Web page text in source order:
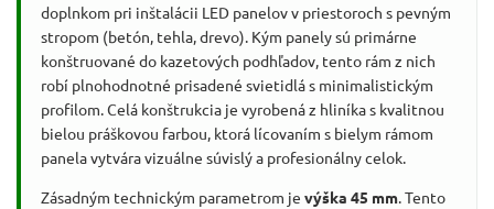
doplnkom pri inštalácii LED panelov v priestoroch s pevným
stropom (betón, tehla, drevo). Kým panely sú primárne
konštruované do kazetových podhľadov, tento rám z nich
robí plnohodnotné prisadené svietidlá s minimalistickým
profilom. Celá konštrukcia je vyrobená z hliníka s kvalitnou
bielou práškovou farbou, ktorá lícovaním s bielym rámom
panela vytvára vizuálne súvislý a profesionálny celok.
Zásadným technickým parametrom je výška 45 mm. Tento